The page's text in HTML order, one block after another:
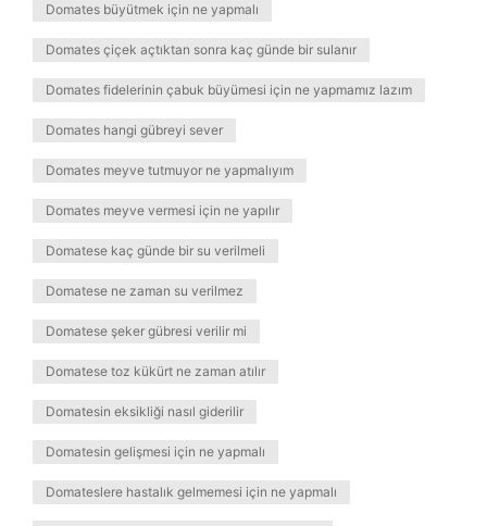
Domates büyütmek için ne yapmalı
Domates çiçek açtıktan sonra kaç günde bir sulanır
Domates fidelerinin çabuk büyümesi için ne yapmamız lazım
Domates hangi gübreyi sever
Domates meyve tutmuyor ne yapmalıyım
Domates meyve vermesi için ne yapılır
Domatese kaç günde bir su verilmeli
Domatese ne zaman su verilmez
Domatese şeker gübresi verilir mi
Domatese toz kükürt ne zaman atılır
Domatesin eksikliği nasıl giderilir
Domatesin gelişmesi için ne yapmalı
Domateslere hastalık gelmemesi için ne yapmalı